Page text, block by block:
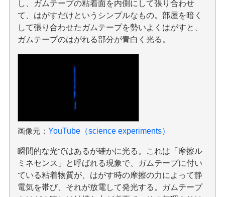
し、ガムテープの粘着面を内側にして張り合わせ
て、はがすだけというシンプルなもの。部屋を暗く
して張り合わせたガムテープを勢いよくはがすと、
ガムテープのはがれる部分が青白く光る。
画像元： YouTube（science experiments）
瞬間的な光ではあるが確かに光る。これは「摩擦ル
ミネセンス」と呼ばれる現象で、ガムテープに付い
ている粘着物質が、はがす時の摩擦の力によって静
電気を帯び、それが放電して発光する。ガムテープ